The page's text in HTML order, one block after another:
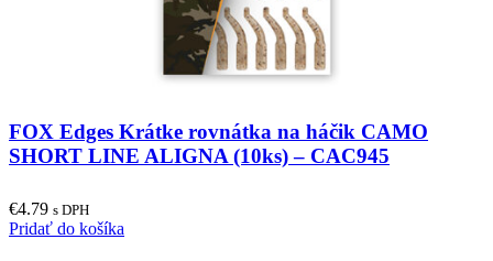
FOX Edges Krátke rovnátka na háčik CAMO
SHORT LINE ALIGNA (10ks) – CAC945
€4.79 s DPH
Pridať do košíka